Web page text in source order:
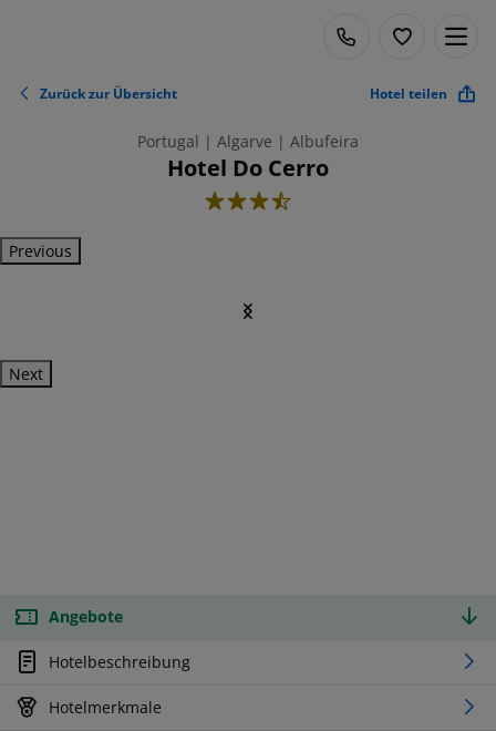
Zurück zur Übersicht Hotel teilen
Portugal | Algarve | Albufeira
Hotel Do Cerro
3.5
Previous
Next
Angebote
Hotelbeschreibung
Hotelmerkmale